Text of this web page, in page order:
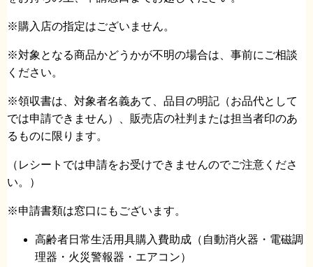
※購入店の指定はございません。
※対象となる商品かどうかが不明の場合は、事前にご相談
ください。
※領収書は、対象者名義あて、品目の明記（お品代として
では申請できません）、販売店の社判または担当者印のあ
るものに限ります。
（レシートでは申請をお受けできませんのでご注意くださ
い。）
※申請書類は窓口にもございます。
高齢者日常生活用具購入費助成（自動消火器・電磁調
理器・火災警報器・エアコン）